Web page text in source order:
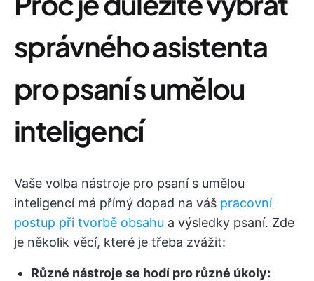
správného asistenta
pro psaní s umělou
inteligencí
Vaše volba nástroje pro psaní s umělou
inteligencí má přímý dopad na váš pracovní
postup při tvorbě obsahu a výsledky psaní. Zde
je několik věcí, které je třeba zvážit:
Různé nástroje se hodí pro různé úkoly: